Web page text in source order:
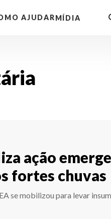
AJUDARMÍDIA
ação
fortes chuvas
se mobilizou para levar